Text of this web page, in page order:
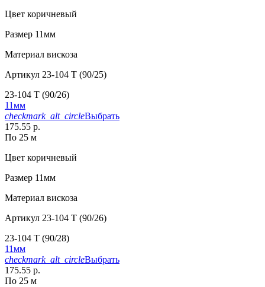
Цвет коричневый
Размер 11мм
Материал вискоза
Артикул 23-104 T (90/25)
23-104 T (90/26)
11мм
checkmark_alt_circleВыбрать
175.55 р.
По 25 м
Цвет коричневый
Размер 11мм
Материал вискоза
Артикул 23-104 T (90/26)
23-104 T (90/28)
11мм
checkmark_alt_circleВыбрать
175.55 р.
По 25 м